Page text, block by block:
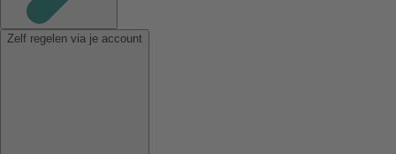
Zelf regelen via je account